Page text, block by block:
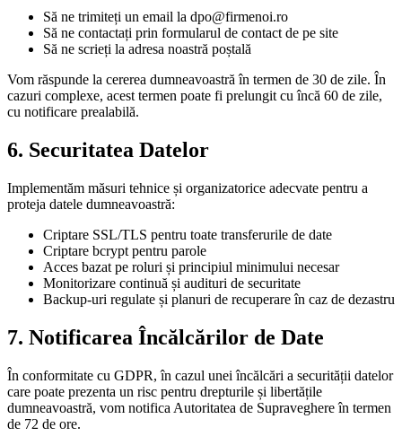
Să ne trimiteți un email la dpo@firmenoi.ro
Să ne contactați prin formularul de contact de pe site
Să ne scrieți la adresa noastră poștală
Vom răspunde la cererea dumneavoastră în termen de 30 de zile. În
cazuri complexe, acest termen poate fi prelungit cu încă 60 de zile,
cu notificare prealabilă.
6. Securitatea Datelor
Implementăm măsuri tehnice și organizatorice adecvate pentru a
proteja datele dumneavoastră:
Criptare SSL/TLS pentru toate transferurile de date
Criptare bcrypt pentru parole
Acces bazat pe roluri și principiul minimului necesar
Monitorizare continuă și audituri de securitate
Backup-uri regulate și planuri de recuperare în caz de dezastru
7. Notificarea Încălcărilor de Date
În conformitate cu GDPR, în cazul unei încălcări a securității datelor
care poate prezenta un risc pentru drepturile și libertățile
dumneavoastră, vom notifica Autoritatea de Supraveghere în termen
de 72 de ore.